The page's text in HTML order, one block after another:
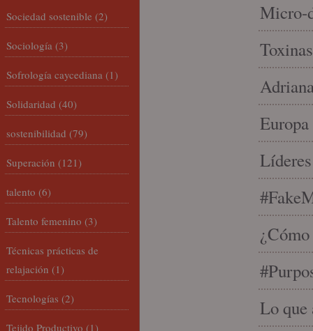
Micro-
Lo que
Sociedad sostenible (2)
Sociología (3)
Sofrología caycediana (1)
Solidaridad (40)
sostenibilidad (79)
Superación (121)
talento (6)
Talento femenino (3)
Técnicas prácticas de
relajación (1)
Tecnologías (2)
Tejido Productivo (1)